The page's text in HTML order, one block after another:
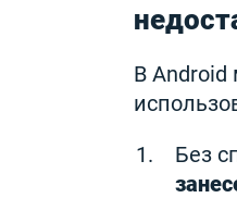
В Android
Без